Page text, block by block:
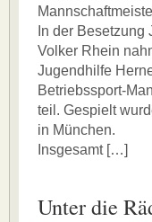
In der
Volker Rhein
Jugendhilfe
Betriebssport-
teil. Gespielt
in München.
Insgesamt […]
Unter die